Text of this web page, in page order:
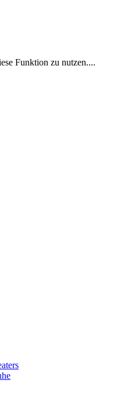
Funktion zu nutzen....